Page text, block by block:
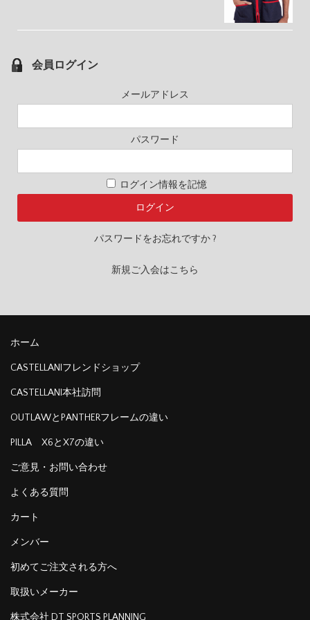
会員ログイン
メールアドレス
パスワード
ログイン情報を記憶
パスワードをお忘れですか ?
新規ご入会はこちら
ホーム
CASTELLANIフレンドショップ
CASTELLANI本社訪問
OUTLAWとPANTHERフレームの違い
PILLA X6とX7の違い
ご意見・お問い合わせ
よくある質問
カート
メンバー
初めてご注文される方へ
取扱いメーカー
株式会社 DT SPORTS PLANNING